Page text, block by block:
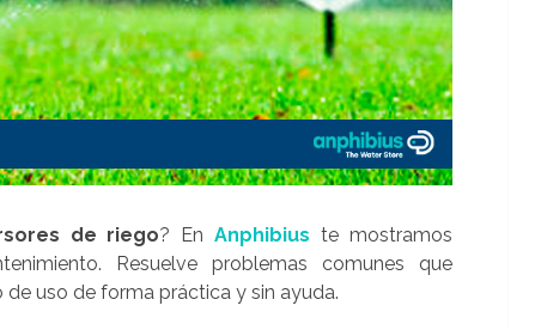
de riego? EnAnphibius te mostramos
Resuelve problemas comunes que
uso de forma práctica y sin ayuda.